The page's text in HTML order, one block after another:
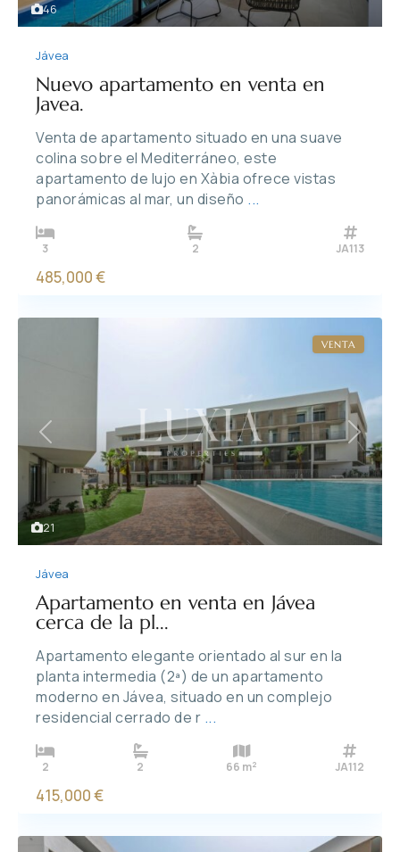
46
Jávea
Nuevo apartamento en venta en
Javea.
Venta de apartamento situado en una suave
colina sobre el Mediterráneo, este
apartamento de lujo en Xàbia ofrece vistas
panorámicas al mar, un diseño ...
3 2 JA113
485,000 €
21
Previous Next
VENTA
Jávea
Apartamento en venta en Jávea
cerca de la pl...
Apartamento elegante orientado al sur en la
planta intermedia (2ª) de un apartamento
moderno en Jávea, situado en un complejo
residencial cerrado de r ...
2 2 66 m2 JA112
415,000 €